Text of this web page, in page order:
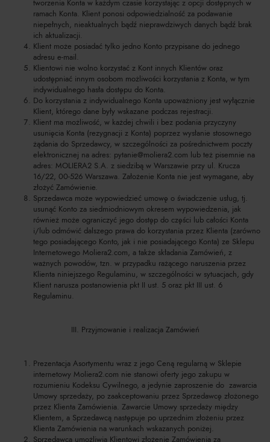
tworzenia Konta w każdym czasie korzystając z opcji dostępnych w
ramach Konta. Klient ponosi odpowiedzialność za podawanie
niepełnych, nieaktualnych bądź nieprawdziwych danych bądź brak
ich aktualizacji.
Klient może posiadać tylko jedno Konto przypisane do jednego
adresu e-mail.
Klientowi nie wolno korzystać z Kont innych Klientów oraz
udostępniać innym osobom możliwości korzystania z Konta, w tym
indywidualnego hasła dostępu do Konta.
Do korzystania z indywidualnego Konta upoważniony jest wyłącznie
Klient, którego dane były wskazane podczas rejestracji.
Klient ma możliwość, w każdej chwili i bez podania przyczyny
usunięcia Konta (rezygnacji z Konta) poprzez wysłanie stosownego
żądania do Sprzedawcy, w szczególności za pośrednictwem poczty
elektronicznej na adres: pytanie@moliera2.com lub też pisemnie na
adres: MOLIERA2 S.A. z siedzibą w Warszawie przy ul. Krucza
16/22, 00-526 Warszawa. Założenie Konta nie jest wymagane, aby
złożyć Zamówienie.
Sprzedawca może wypowiedzieć umowę o świadczenie usług, tj.
usunąć Konto za siedmiodniowym okresem wypowiedzenia, jak
również może ograniczyć jego dostęp do części lub całości Konta
i/lub odmówić dalszego prawa do korzystania przez Klienta (zarówno
tego posiadającego Konto, jak i nie posiadającego Konta) ze Sklepu
Internetowego Moliera2.com, a także składania Zamówień, z
ważnych powodów, tzn. w przypadku rażącego naruszenia przez
Klienta niniejszego Regulaminu, w szczególności w sytuacjach, gdy
Klient narusza postanowienia pkt II ust. 5 oraz pkt III ust. 6
Regulaminu.
III. Przyjmowanie i realizacja Zamówień
Prezentacja Asortymentu wraz z jego Ceną regularną w Sklepie
internetowy Moliera2.com nie stanowi oferty jego zakupu w
rozumieniu Kodeksu Cywilnego, a jedynie zaproszenie do zawarcia
Umowy sprzedaży, po zaakceptowaniu przez Sprzedawcę złożonego
przez Klienta Zamówienia. Zawarcie Umowy sprzedaży między
Klientem, a Sprzedawcą następuje po uprzednim złożeniu przez
Klienta Zamówienia na warunkach wskazanych poniżej.
Sprzedawca umożliwia Klientowi złożenie Zamówienia za